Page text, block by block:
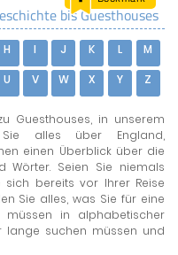
bis Guesthouses
H I J K L
M
U V W X Y Z
Guesthouses, in unserem
Sie alles über England,
einen Überblick über die
Wörter. Seien Sie niemals
bereits vor Ihrer Reise
Sie alles, was Sie für eine
müssen in alphabetischer
lange suchen müssen und